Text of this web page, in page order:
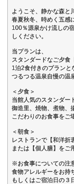
ようこそ、静かな森と
春夏秋冬、時めく五感
100％源泉かけ流しの
しください。
当プランは、
スタンダードなご夕食
1泊2食付きのプランと
つるつる温泉自慢の温
＜夕食＞
当館人気のスタンダー
御造里、焼物、煮物、
こだわりのお食事をご
＜朝食＞
レストランで【和洋折
または【個人膳】をご
※お食事についての注
食物アレルギーをお持
もしくはご宿泊日の３